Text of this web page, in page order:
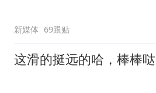
新媒体 69跟贴
这滑的挺远的哈，棒棒哒